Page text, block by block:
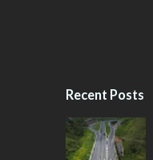
Recent Posts